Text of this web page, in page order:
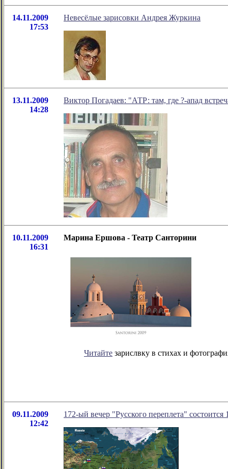
14.11.2009
17:53
Невесёлые зарисовки Андрея Журкина
13.11.2009
14:28
Виктор Погадаев: "АТР: там, где ?-апад
10.11.2009
16:31
Марина Ершова - Театр Санторини
Читайте зарислвку в стихах и
09.11.2009
12:42
172-ый вечер "Русского переплета" состоится